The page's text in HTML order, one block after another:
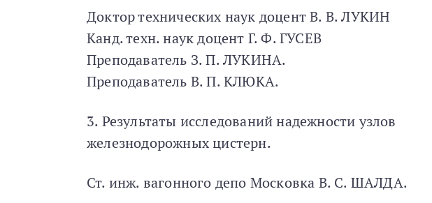
Доктор технических наук доцент В. В. ЛУКИН
Канд. техн. наук доцент Г. Ф. ГУСЕВ
Преподаватель З. П. ЛУКИНА.
Преподаватель В. П. КЛЮКА.
3. Результаты исследований надежности узлов
железнодорожных цистерн.
Ст. инж. вагонного депо Московка В. С. ШАЛДА.